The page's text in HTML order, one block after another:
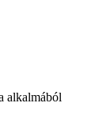
alkalmából